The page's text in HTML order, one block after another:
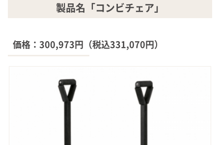
製品名「コンビチェア」
価格：300,973円（税込331,070円）